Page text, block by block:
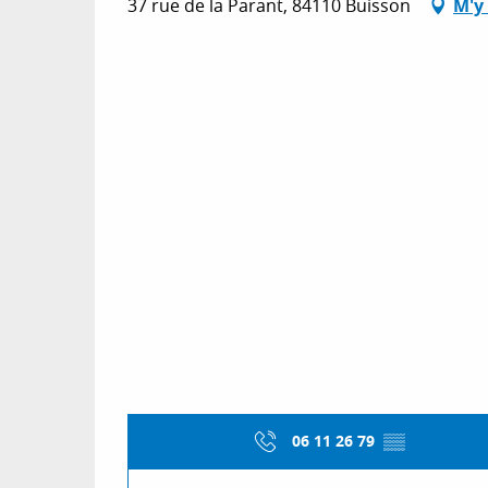
37 rue de la Parant, 84110 Buisson
06 11 26 79 ▒▒